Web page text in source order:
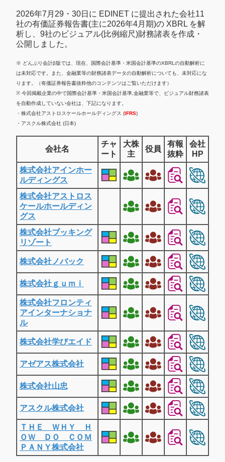
2026年7月29・30日に EDINET に提出された会社11
社の有価証券報告書(主に2026年4月期)の XBRL を解
析し、9社のビジュアル(比例縮尺)財務諸表を作成・
公開しました。
※ どんぶり会計β版では、現在、国際会計基準・米国会計基準のXBRLの自動解析に
は未対応です。また、金融業等の財務諸表データの自動解析についても、未対応にな
ります。（有価証券報告書抜粋他のコンテンツはご覧いただけます）
※ 今回掲載企業の中で国際会計基準・米国会計基準,金融業等で、ビジュアル財務諸表
を自動作成していない会社は、下記になります。
・株式会社アストロスケールホールディングス (IFRS)
・アスクル株式会社 (日本)
会社名
チャ
ート
大株
主
役員
有報
抜粋
会社
HP
株式会社アインホー
ルディングス
株式会社アストロス
ケールホールディン
グス
株式会社ブッキング
リゾート
株式会社ノバック
株式会社ｇｕｍｉ
株式会社フロンティ
アインターナショナ
ル
株式会社学びエイド
アゼアス株式会社
株式会社山忠
アスクル株式会社
ＴＨＥ ＷＨＹ Ｈ
ＯＷ ＤＯ ＣＯＭ
ＰＡＮＹ株式会社